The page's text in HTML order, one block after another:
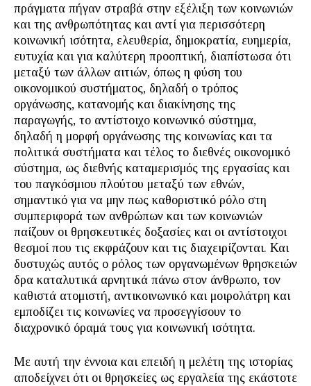
πράγματα πήγαν στραβά στην εξέλιξη των κοινωνιών
και της ανθρωπότητας και αντί για περισσότερη
κοινωνική ισότητα, ελευθερία, δημοκρατία, ευημερία,
ευτυχία και για καλύτερη προοπτική, διαπίστωσα ότι
μεταξύ των άλλων αιτιών, όπως η φύση του
οικονομικού συστήματος, δηλαδή ο τρόπος
οργάνωσης, κατανομής και διακίνησης της
παραγωγής, το αντίστοιχο κοινωνικό σύστημα,
δηλαδή η μορφή οργάνωσης της κοινωνίας και τα
πολιτικά συστήματα και τέλος το διεθνές οικονομικό
σύστημα, ως διεθνής καταμερισμός της εργασίας και
του παγκόσμιου πλούτου μεταξύ των εθνών,
σημαντικό για να μην πως καθοριστικό ρόλο στη
συμπεριφορά των ανθρώπων και των κοινωνιών
παίζουν οι θρησκευτικές δοξασίες και οι αντίστοιχοι
θεσμοί που τις εκφράζουν και τις διαχειρίζονται. Και
δυστυχώς αυτός ο ρόλος των οργανωμένων θρησκειών
δρα καταλυτικά αρνητικά πάνω στον άνθρωπο, τον
καθιστά ατομιστή, αντικοινωνικό και μοιρολάτρη και
εμποδίζει τις κοινωνίες να προσεγγίσουν το
διαχρονικό όραμά τους για κοινωνική ισότητα.
Με αυτή την έννοια και επειδή η μελέτη της ιστορίας
αποδείχνει ότι οι θρησκείες ως εργαλεία της εκάστοτε